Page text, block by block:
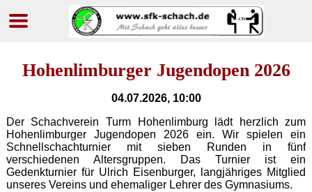
Hohenlimburger Jugendopen 2026
04.07.2026, 10:00
Der Schachverein Turm Hohenlimburg lädt herzlich zum
Hohenlimburger Jugendopen 2026 ein. Wir spielen ein
Schnellschachturnier mit sieben Runden in fünf
verschiedenen Altersgruppen. Das Turnier ist ein
Gedenkturnier für Ulrich Eisenburger, langjähriges Mitglied
unseres Vereins und ehemaliger Lehrer des Gymnasiums.